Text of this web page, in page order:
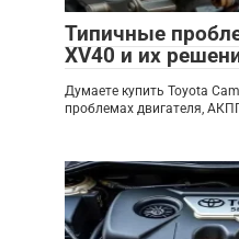
Типичные
XV40 и их
Думаете купить Toyota
проблемах двигателя,